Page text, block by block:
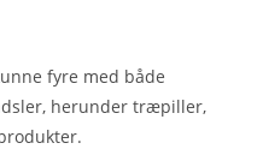
fyre med både
herunder træpiller,